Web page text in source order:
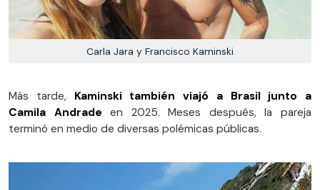
Carla Jara y Francisco Kaminski
Más tarde, Kaminski también viajó a Brasil junto a
Camila Andrade en 2025. Meses después, la pareja
terminó en medio de diversas polémicas públicas.